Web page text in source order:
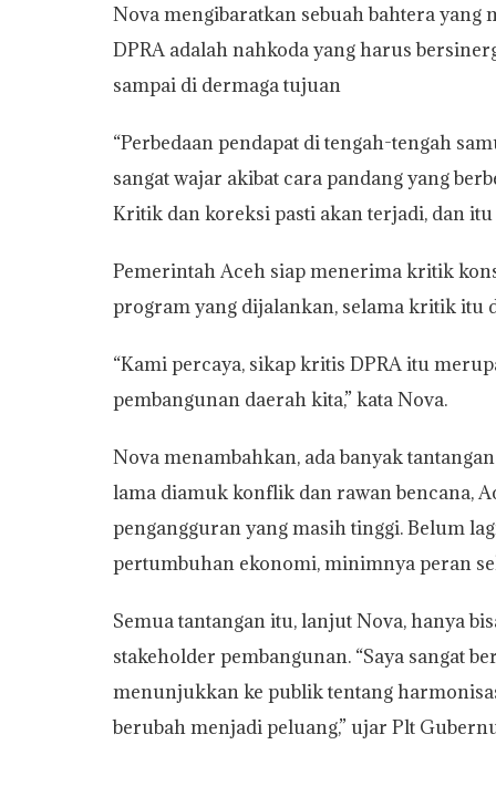
Nova mengibaratkan sebuah bahtera
DPRA adalah nahkoda yang harus
sampai di dermaga tujuan
“Perbedaan pendapat di tengah-tengah
sangat wajar akibat cara pandang yang
Kritik dan koreksi pasti akan terjadi, dan itu
Pemerintah Aceh siap menerima kritik
program yang dijalankan, selama kritik itu
“Kami percaya, sikap kritis DPRA itu
pembangunan daerah kita,” kata Nova.
Nova menambahkan, ada banyak
lama diamuk konflik dan rawan bencana,
pengangguran yang masih tinggi. Belum
pertumbuhan ekonomi, minimnya peran
Semua tantangan itu, lanjut Nova, hanya
stakeholder pembangunan. “Saya sangat
menunjukkan ke publik tentang
berubah menjadi peluang,” ujar Plt